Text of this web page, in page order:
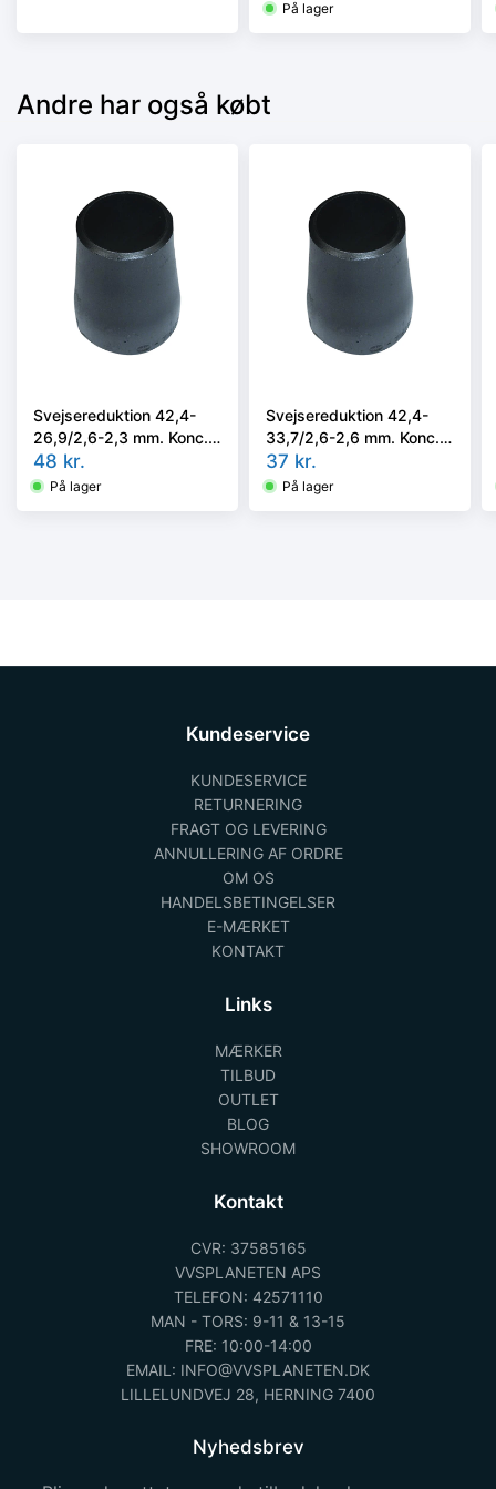
På lager
Andre har også købt
Svejsereduktion 42,4-
26,9/2,6-2,3 mm. Konc.
Slyngr. Faset, Kval.
P235GH, EN 10253-
48 kr.
På lager
Svejsereduktion 42,4-
33,7/2,6-2,6 mm. Konc.
Slyngr. Faset, Kval.
P235GH, EN 10253-
37 kr.
På lager
Kundeservice
KUNDESERVICE
RETURNERING
FRAGT OG LEVERING
ANNULLERING AF ORDRE
OM OS
HANDELSBETINGELSER
E-MÆRKET
KONTAKT
Links
MÆRKER
TILBUD
OUTLET
BLOG
SHOWROOM
Kontakt
CVR: 37585165
VVSPLANETEN APS
TELEFON: 42571110
MAN - TORS: 9-11 & 13-15
FRE: 10:00-14:00
EMAIL: INFO@VVSPLANETEN.DK
LILLELUNDVEJ 28, HERNING 7400
Nyhedsbrev